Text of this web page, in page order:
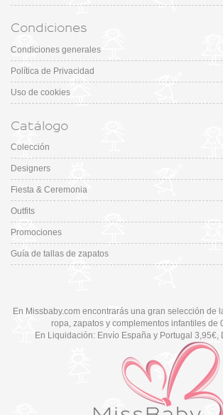
Condiciones
Condiciones generales
Política de Privacidad
Uso de cookies
Catálogo
Colección
Designers
Fiesta & Ceremonia
Outfits
Promociones
Guía de tallas de zapatos
En Missbaby.com encontrarás una gran selección de
ropa, zapatos y complementos infantiles de
En Liquidación: Envío España y Portugal 3,95€,